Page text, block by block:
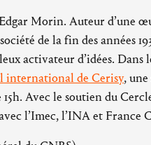
Morin. Auteur d’une
de la fin des années
activateur d’idées. Dans
international de Cerisy, une
Avec le soutien du
l’Imec, l’INA et France